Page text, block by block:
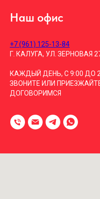
Наш офис
+7 (961) 125-13-84
Г. КАЛУГА, УЛ. ЗЕРНОВАЯ
КАЖДЫЙ ДЕНЬ, С 9:00 ДО
ЗВОНИТЕ ИЛИ
ДОГОВОРИМСЯ